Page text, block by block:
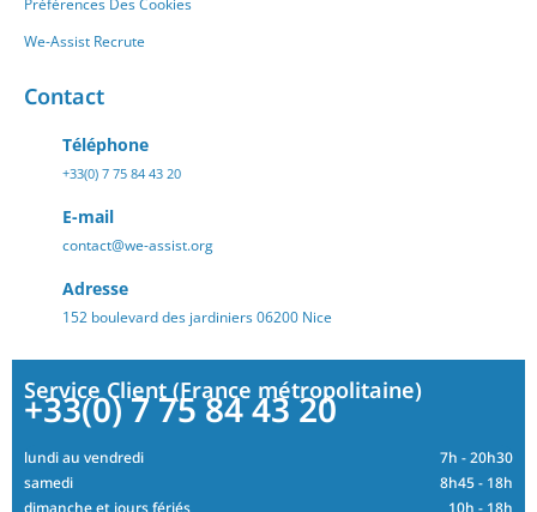
Préférences Des Cookies
We-Assist Recrute
Contact
Téléphone
+33(0) 7 75 84 43 20
E-mail
contact@we-assist.org
Adresse
152 boulevard des jardiniers 06200 Nice
Service Client (France métropolitaine)
+33(0) 7 75 84 43 20
lundi au vendredi
7h - 20h30
samedi
8h45 - 18h
dimanche et jours fériés
10h - 18h